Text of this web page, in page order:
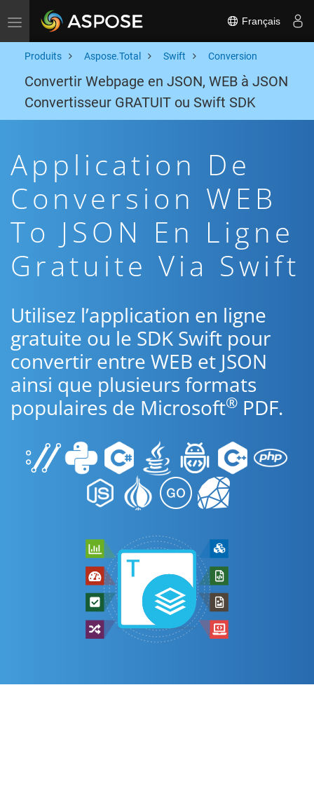
Toggle navigation Français
Produits Aspose.Total Swift Conversion
Convertir Webpage en JSON, WEB à JSON
Convertisseur GRATUIT ou Swift SDK
Application De
Conversion WEB
To JSON En Ligne
Gratuite Via Swift
Utilisez l’application en ligne
gratuite ou le SDK Swift pour
convertir entre WEB et JSON
ainsi que plusieurs formats
populaires de Microsoft® PDF.